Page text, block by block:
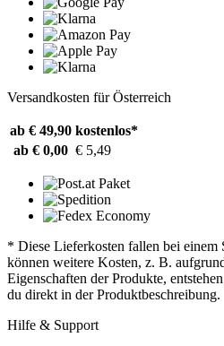
Versandkosten für Österreich
ab € 49,90 kostenlos*
ab € 0,00 € 5,49
* Diese Lieferkosten fallen bei einem
können weitere Kosten, z. B.
Eigenschaften der Produkte,
du direkt in der Produktbeschreibung.
Hilfe & Support